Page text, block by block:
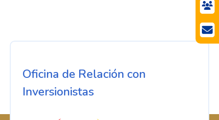
Oficina de Relación con
Inversionistas